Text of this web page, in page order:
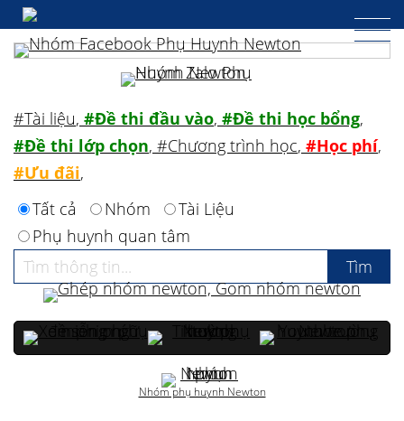
#Tài liệu, #Đề thi đầu vào, #Đề thi học bổng,
#Đề thi lớp chọn, #Chương trình học, #Học phí,
#Ưu đãi,
Tất cả
Nhóm
Tài Liệu
Phụ huynh quan tâm
Nhóm phụ huynh Newton